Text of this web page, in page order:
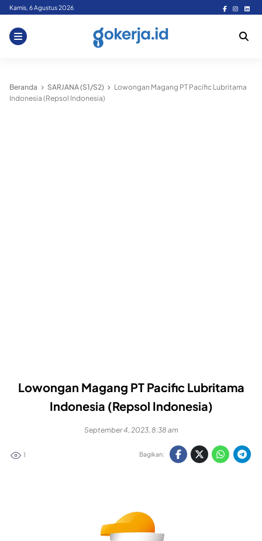
Skip
content
Kamis, 6 Agustus 2026
Beranda SARJANA (S1/S2)
Lowongan Magang PT Pacific Lubritama
Indonesia (Repsol Indonesia)
Lowongan Magang PT Pacific Lubritama
Indonesia (Repsol Indonesia)
September 4, 2023, 8:38 am
1 Bagikan: